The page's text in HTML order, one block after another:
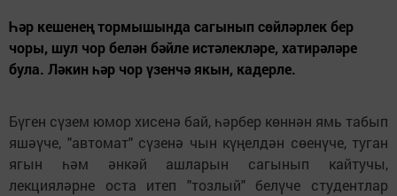
Һәр кешенең тормышында сагынып сөйләрлек бер
чоры, шул чор белән бәйле истәлекләре, хатирәләре
була. Ләкин һәр чор үзенчә якын, кадерле.
Бүген сүзем юмор хисенә бай, һәрбер көннән ямь табып
яшәүче, "автомат" сүзенә чын күңелдән сөенүче, туган
ягын һәм әнкәй ашларын сагынып кайтучы,
лекцияләрне оста итеп "тозлый" белүче студентлар